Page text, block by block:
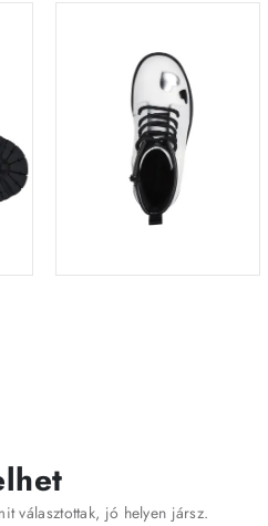
választottak, jó helyen jársz.